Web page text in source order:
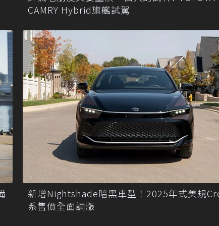
CAMRY Hybrid旗艦試駕
新增Nightshade暗黑車型！2025年式美規
系售價全面調漲